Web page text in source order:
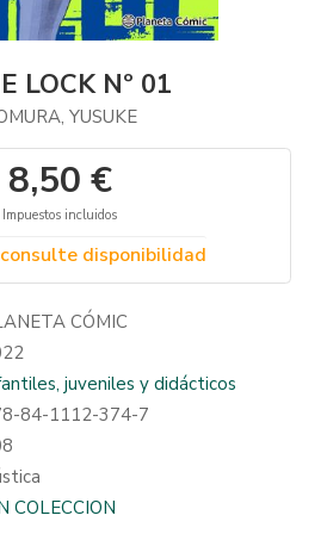
LOCK Nº 01
YUSUKE
8,50 €
Impuestos incluidos
disponibilidad
CÓMIC
juveniles y didácticos
84-1112-374-7
COLECCION